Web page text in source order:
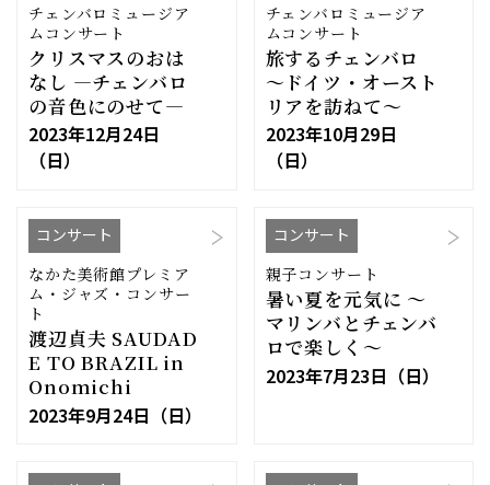
チェンバロミュージア
ムコンサート
クリスマスのおは
なし ―チェンバロ
の音色にのせて―
2023年12月24日
（日）
チェンバロミュージア
ムコンサート
旅するチェンバロ
〜ドイツ・オースト
リアを訪ねて〜
2023年10月29日
（日）
コンサート
なかた美術館プレミア
ム・ジャズ・コンサー
ト
渡辺貞夫 SAUDAD
E TO BRAZIL in
Onomichi
2023年9月24日（日）
コンサート
親子コンサート
暑い夏を元気に 〜
マリンバとチェンバ
ロで楽しく〜
2023年7月23日（日）